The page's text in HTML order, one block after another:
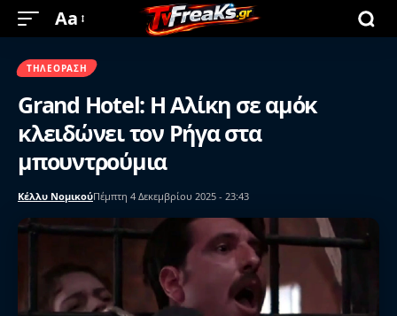
Aa
ΤΗΛΕΌΡΑΣΗ
Grand Hotel: Η Αλίκη σε αμόκ
κλειδώνει τον Ρήγα στα
μπουντρούμια
Κέλλυ ΝομικούΠέμπτη 4 Δεκεμβρίου 2025 - 23:43